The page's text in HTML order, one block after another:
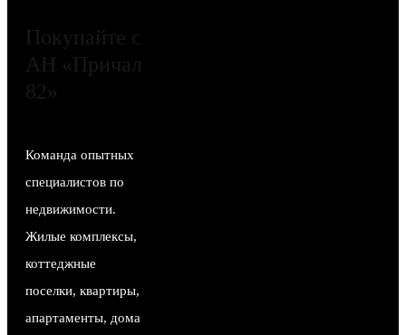
Покупайте с
АН «Причал
82»
Команда опытных
специалистов по
недвижимости.
Жилые комплексы,
коттеджные
поселки, квартиры,
апартаменты, дома